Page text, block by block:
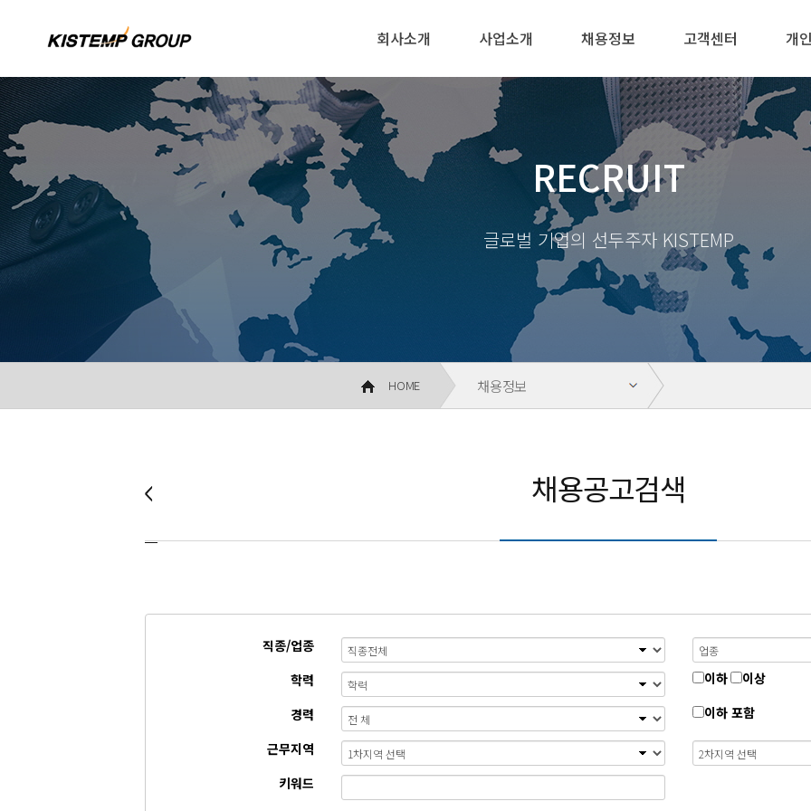
회사소개 사업소개 채용정보 고객센터 개
RECRUIT
글로벌 기업의 선두주자 KISTEMP
회사소개 사업소개 채용정보 고객센터 개인회원
HOME 채용정보
채용공고검색
직종/업종
학력
이하
이상
경력
이하 포함
근무지역
키워드